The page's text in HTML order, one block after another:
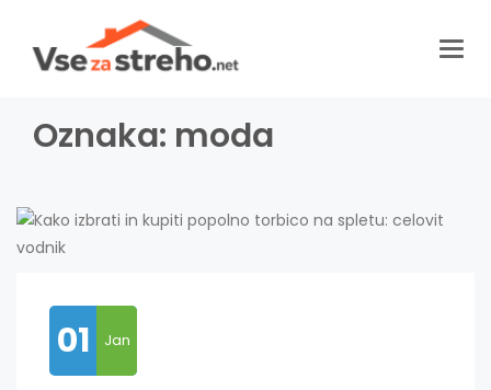
Oznaka: moda
01 Jan